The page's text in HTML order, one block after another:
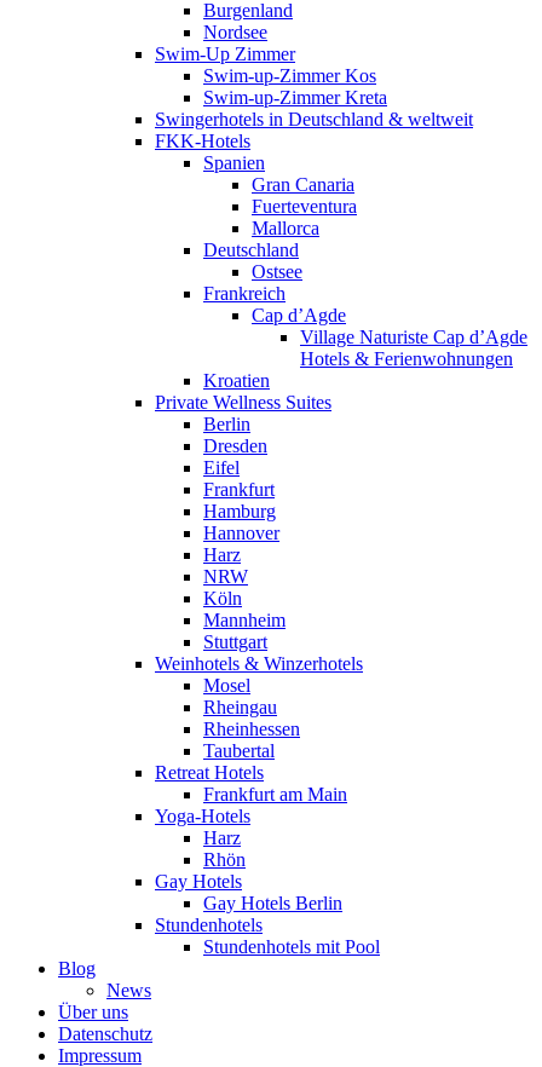
Burgenland
Nordsee
Swim-Up Zimmer
Swim-up-Zimmer Kos
Swim-up-Zimmer Kreta
Swingerhotels in Deutschland & weltweit
FKK-Hotels
Spanien
Gran Canaria
Fuerteventura
Mallorca
Deutschland
Ostsee
Frankreich
Cap d’Agde
Village Naturiste Cap d’Agde
Hotels & Ferienwohnungen
Kroatien
Private Wellness Suites
Berlin
Dresden
Eifel
Frankfurt
Hamburg
Hannover
Harz
NRW
Köln
Mannheim
Stuttgart
Weinhotels & Winzerhotels
Mosel
Rheingau
Rheinhessen
Taubertal
Retreat Hotels
Frankfurt am Main
Yoga-Hotels
Harz
Rhön
Gay Hotels
Gay Hotels Berlin
Stundenhotels
Stundenhotels mit Pool
Blog
News
Über uns
Datenschutz
Impressum